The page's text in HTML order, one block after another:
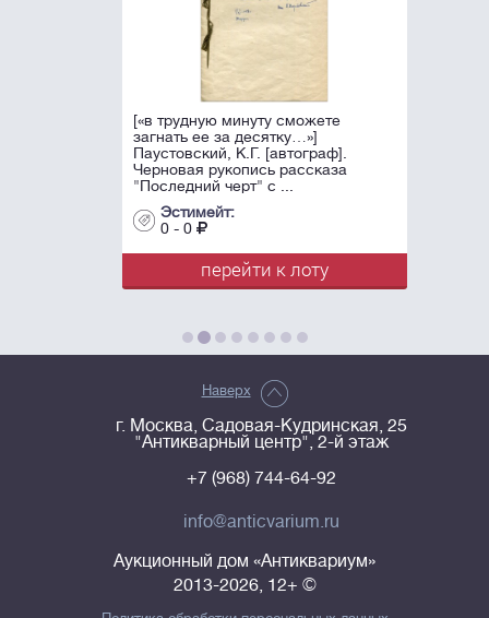
[«в трудную минуту сможете
загнать ее за десятку…»]
Паустовский, К.Г. [автограф].
Черновая рукопись рассказа
"Последний черт" с ...
Эстимейт:
0 - 0
перейти к лоту
Наверх
г. Москва, Садовая-Кудринская, 25
"Антикварный центр", 2-й этаж
+7 (968) 744-64-92
info@anticvarium.ru
Аукционный дом «Антиквариум»
2013-2026, 12+ ©